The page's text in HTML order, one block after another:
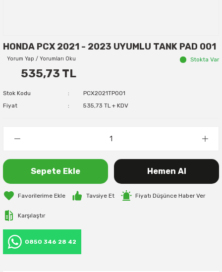
HONDA PCX 2021 - 2023 UYUMLU TANK PAD 001
Yorum Yap / Yorumları Oku Stokta Var
535,73 TL
Stok Kodu
PCX2021TP001
Fiyat
535,73 TL + KDV
Sepete Ekle Hemen Al
Tavsiye Et Fiyatı Düşünce Haber Ver
Karşılaştır
0850 346 28 42